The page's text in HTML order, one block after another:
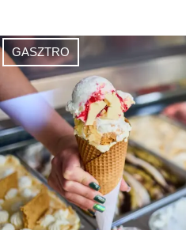
GASZTRO